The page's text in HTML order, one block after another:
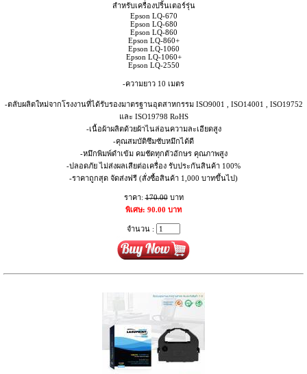
สำหรับเครื่องปริ้นเตอร์รุ่น
Epson LQ-670
Epson LQ-680
Epson LQ-860
Epson LQ-860+
Epson LQ-1060
Epson LQ-1060+
Epson LQ-2550
-ความยาว 10 เมตร
-ตลับผลิตใหม่จากโรงงานที่ได้รับรองมาตรฐานอุตสาหกรรม ISO9001 , ISO14001 , ISO19752
และ ISO19798 RoHS
-เนื้อผ้าผลิตด้วยผ้าไนล่อนความละเอียดสูง
-คุณสมบัติซึมซับหมึกได้ดี
-หมึกพิมพ์ดำเข้ม คมชัดทุกตัวอักษร คุณภาพสูง
-ปลอดภัย ไม่ส่งผลเสียต่อเครื่อง รับประกันสินค้า 100%
-ราคาถูกสุด จัดส่งฟรี (สั่งซื้อสินค้า 1,000 บาทขึ้นไป)
ราคา:170.00บาท
พิเศษ: 90.00 บาท
จำนวน :